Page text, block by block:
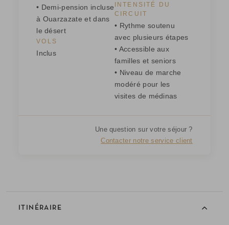
• Demi-pension incluse
à Ouarzazate et dans
le désert
VOLS
Inclus
INTENSITÉ DU
CIRCUIT
• Rythme soutenu
avec plusieurs étapes
• Accessible aux
familles et seniors
• Niveau de marche
modéré pour les
visites de médinas
Une question sur votre séjour ?
Contacter notre service client
ITINÉRAIRE